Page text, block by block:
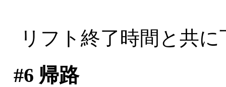
リフト終了時間と共に
#6 帰路